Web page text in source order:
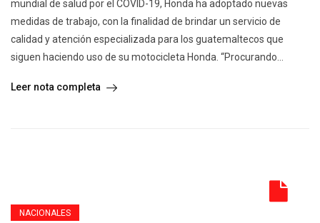
mundial de salud por el COVID-19, Honda ha adoptado nuevas
medidas de trabajo, con la finalidad de brindar un servicio de
calidad y atención especializada para los guatemaltecos que
siguen haciendo uso de su motocicleta Honda. “Procurando...
Leer nota completa
NACIONALES